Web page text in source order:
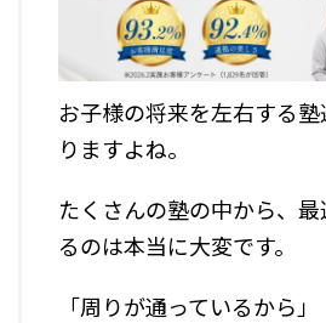
お子様の将来を左右する
りますよね。
たくさんの塾の中から、
るのは本当に大変です。
「周りが通っているから